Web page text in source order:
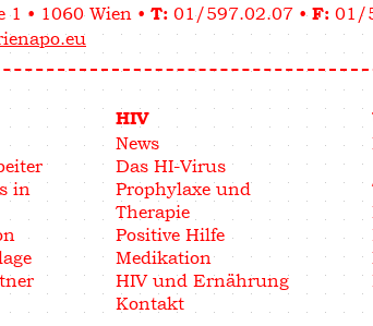
1 • 1060 Wien • T: 01/597.02.07 • F: 01/
in
HIV
News
Das HI-Virus
Prophylaxe und
Therapie
Positive Hilfe
Medikation
HIV und Ernährung
Kontakt